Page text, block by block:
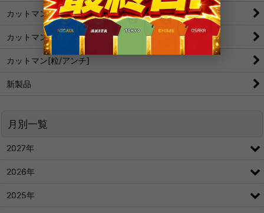
カットマン[裏]
カットマン[表/変化表]
カットマン[粒/アンチ]
新製品
月別一覧
2027年
2026年
2025年